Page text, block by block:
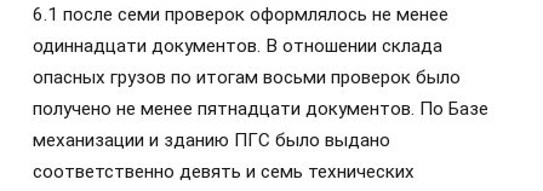
6.1 после семи проверок оформлялось не менее
одиннадцати документов. В отношении склада
опасных грузов по итогам восьми проверок было
получено не менее пятнадцати документов. По Базе
механизации и зданию ПГС было выдано
соответственно девять и семь технических